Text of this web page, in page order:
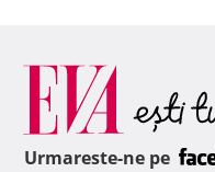
Urmareste-ne pe